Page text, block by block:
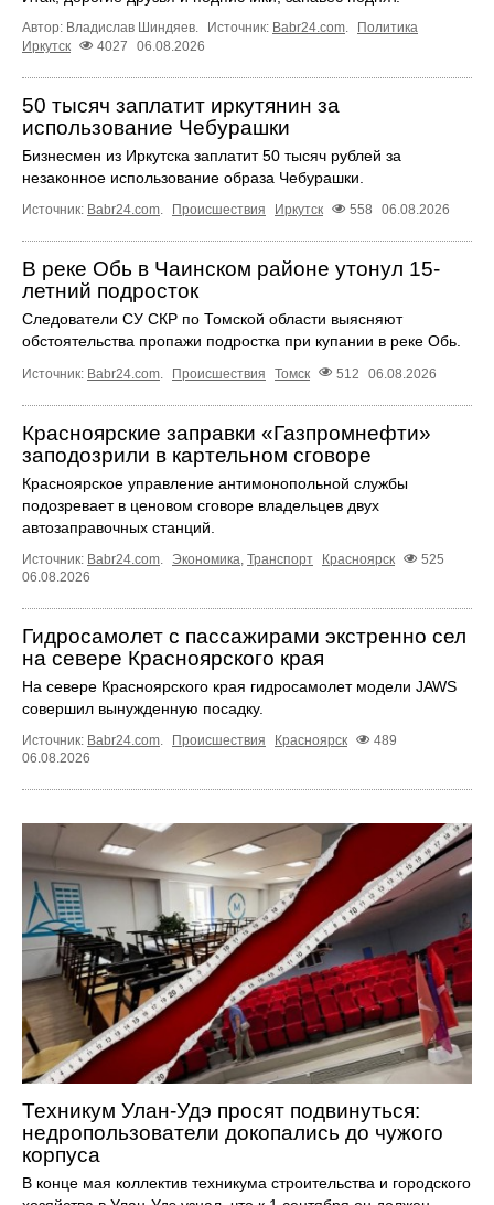
Автор: Владислав Шиндяев. Источник: Babr24.com.
Политика
Иркутск
4027 06.08.2026
50 тысяч заплатит иркутянин за
использование Чебурашки
Бизнесмен из Иркутска заплатит 50 тысяч рублей за
незаконное использование образа Чебурашки.
Источник: Babr24.com. Происшествия Иркутск 558 06.08.2026
В реке Обь в Чаинском районе утонул 15-
летний подросток
Следователи СУ СКР по Томской области выясняют
обстоятельства пропажи подростка при купании в реке Обь.
Источник: Babr24.com Происшествия Томск 512 06.08.2026
Красноярские заправки «Газпромнефти»
заподозрили в картельном сговоре
Красноярское управление антимонопольной службы
подозревает в ценовом сговоре владельцев двух
автозаправочных станций.
Источник: Babr24.com Экономика Транспорт Красноярск
525
06.08.2026
Гидросамолет с пассажирами экстренно сел
на севере Красноярского края
На севере Красноярского края гидросамолет модели JAWS
совершил вынужденную посадку.
Источник: Babr24.com Происшествия Красноярск
489
06.08.2026
Техникум Улан-Удэ просят подвинуться:
недропользователи докопались до чужого
корпуса
В конце мая коллектив техникума строительства и городского